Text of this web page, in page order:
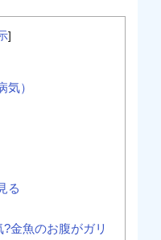
]
）
る
金魚のお腹がガリ